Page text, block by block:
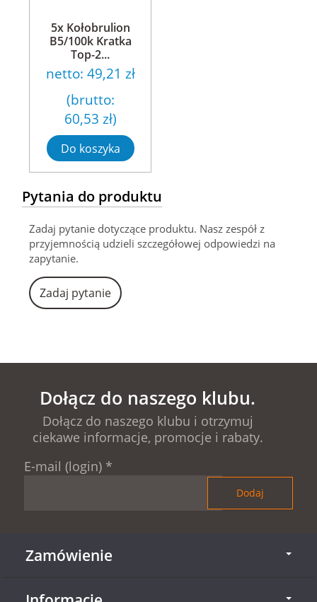
5x Kołobrulion
B5/100k Kratka
Top-2...
netto: 49,21 zł
(brutto:
60,53 zł)
Do koszyka
Pytania do produktu
Zadaj pytanie dotyczące produktu. Nasz zespół z
przyjemnością udzieli szczegółowej odpowiedzi na
zapytanie.
Zadaj pytanie
Dołącz do naszego klubu.
Dołącz do naszego klubu i otrzymuj
ciekawe informacje, promocje i rabaty.
E-mail (login) *
Zamówienie